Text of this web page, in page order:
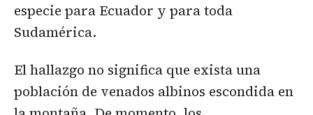
especie para Ecuador y para toda
Sudamérica.
El hallazgo no significa que exista una
población de venados albinos escondida en